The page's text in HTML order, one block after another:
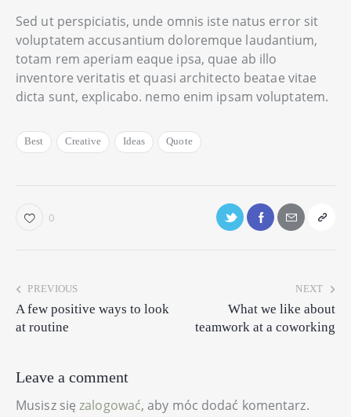
Sed ut perspiciatis, unde omnis iste natus error sit
voluptatem accusantium doloremque laudantium,
totam rem aperiam eaque ipsa, quae ab illo
inventore veritatis et quasi architecto beatae vitae
dicta sunt, explicabo. nemo enim ipsam voluptatem.
Best Creative Ideas Quote
0
PREVIOUS
A few positive ways to look
at routine
NEXT
What we like about
teamwork at a coworking
Leave a comment
Musisz sięzalogować, aby móc dodać komentarz.